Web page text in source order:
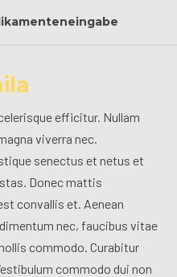
efficitur. Nullam
viverra nec.
senectus et netus et
Donec mattis
convallis et. Aenean
nec, faucibus vitae
commodo. Curabitur
commodo dui non